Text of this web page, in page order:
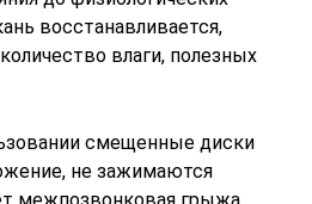
регенерация. Длительное
мата стабилизирует
оздоровительный